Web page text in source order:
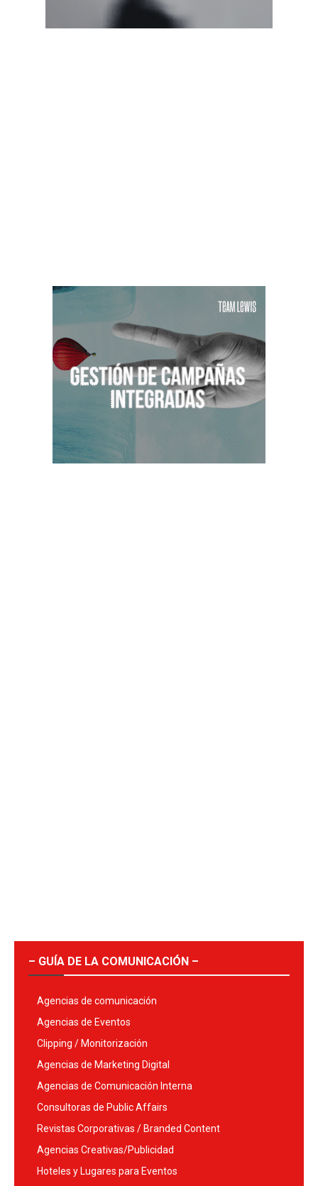
– GUÍA DE LA COMUNICACIÓN –
Agencias de comunicación
Agencias de Eventos
Clipping / Monitorización
Agencias de Marketing Digital
Agencias de Comunicación Interna
Consultoras de Public Affairs
Revistas Corporativas / Branded Content
Agencias Creativas/Publicidad
Hoteles y Lugares para Eventos